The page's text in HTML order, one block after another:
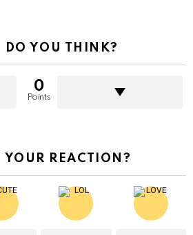
DO YOU THINK?
0
Points
YOUR REACTION?